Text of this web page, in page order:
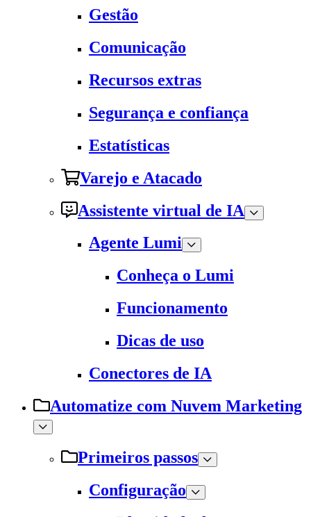
Gestão
Comunicação
Recursos extras
Segurança e confiança
Estatísticas
Varejo e Atacado
Assistente virtual de IA
Agente Lumi
Conheça o Lumi
Funcionamento
Dicas de uso
Conectores de IA
Automatize com Nuvem Marketing
Primeiros passos
Configuração